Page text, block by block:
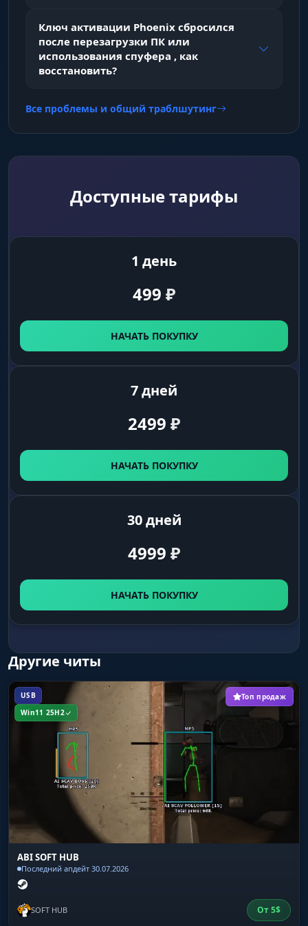
позы
Weapon
Weapon Ammo Count
Bots ESP (ВХ Боты)
Enable
включение подсветки NPC и ботов
отображение имени бота
Box
Health
полоска здоровья NPC
Skeleton
скелет модели бота
Distance
расстояние до бота
Max Distance
Ключ активации Phoenix сбросился
после перезагрузки ПК или
использования спуфера , как
восстановить?
Все проблемы и общий траблшутинг
Доступные тарифы
1 день
499 ₽
НАЧАТЬ ПОКУПКУ
7 дней
2499 ₽
НАЧАТЬ ПОКУПКУ
30 дней
4999 ₽
НАЧАТЬ ПОКУПКУ
Другие читы
USB
Win11 25H2
Топ продаж
ABI SOFT HUB
Последний апдейт 30.07.2026
SOFT HUB От5$